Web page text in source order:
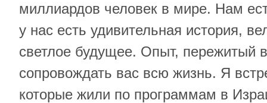
миллиардов человек в мире. Нам
у нас есть удивительная история,
светлое будущее. Опыт, пережитый
сопровождать вас всю жизнь. Я
которые жили по программам в